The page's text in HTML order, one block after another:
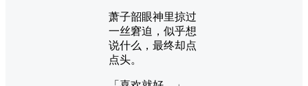
萧子韶眼神里掠过
一丝窘迫，似乎想
说什么，最终却点
点头。